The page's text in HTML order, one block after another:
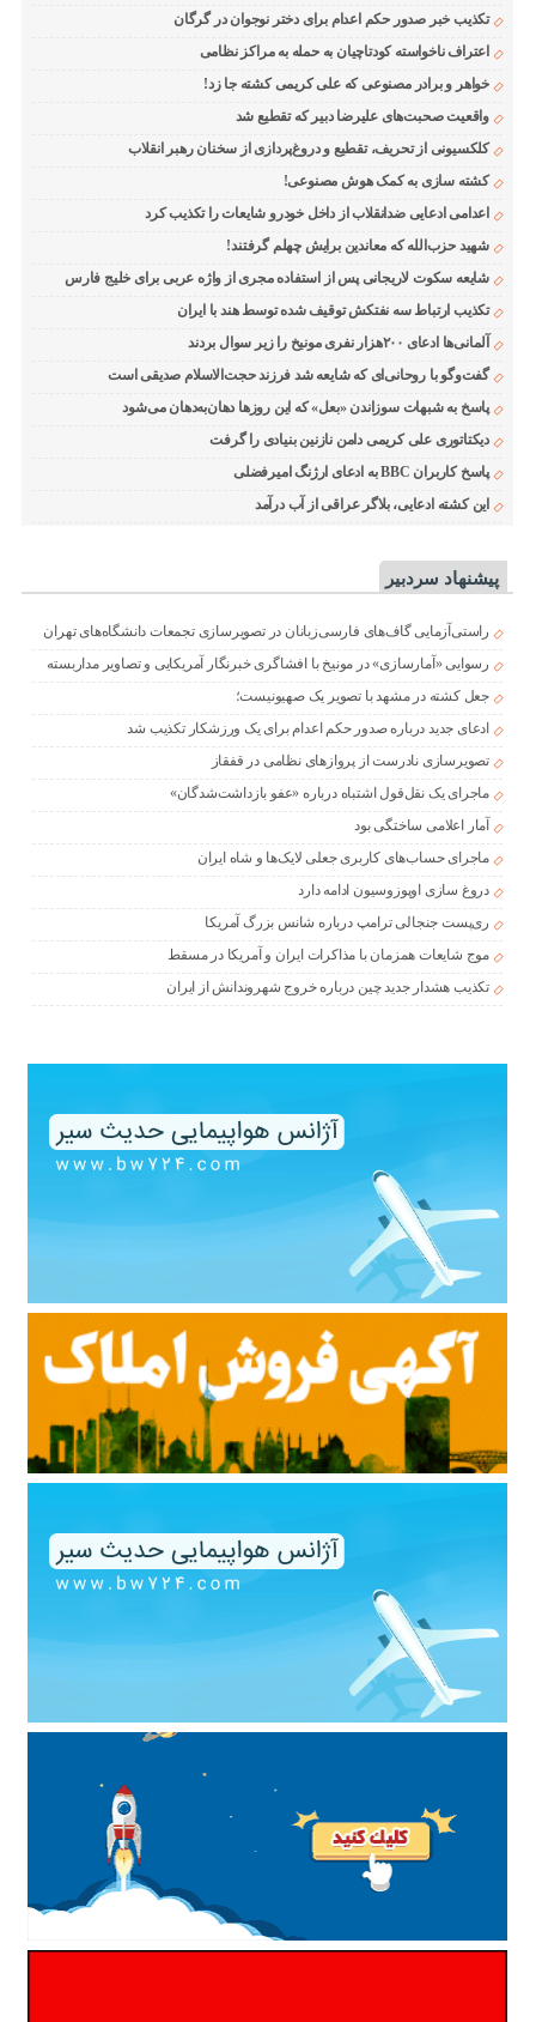
تکذیب خبر صدور حکم اعدام برای دختر نوجوان در گرگان
اعتراف ناخواسته کودتاچیان به حمله به مراکز نظامی
خواهر و برادر مصنوعی که علی کریمی کشته جا زد!
واقعیت صحبت‌های علیرضا دبیر که تقطیع شد
کلکسیونی از تحریف، تقطیع و دروغ‌پردازی از سخنان رهبر انقلاب
کشته سازی به کمک هوش مصنوعی!
اعدامی ادعایی ضدانقلاب از داخل خودرو شایعات را تکذیب کرد
شهید حزب‌الله که معاندین برایش چهلم گرفتند!
شایعه سکوت لاریجانی پس از استفاده مجری از واژه عربی برای خلیج فارس
تکذیب ارتباط سه نفتکش توقیف شده توسط هند با ایران
آلمانی‌ها ادعای ۲۰۰هزار نفری مونیخ را زیر سوال بردند
گفت‌وگو با روحانی‌ای که شایعه شد فرزند حجت‌الاسلام صدیقی است
پاسخ به شبهات سوزاندن «بعل» که این روزها دهان‌به‌دهان می‌شود
دیکتاتوری علی کریمی دامن نازنین بنیادی را گرفت
پاسخ کاربران BBC به ادعای ارژنگ امیرفضلی
این کشته ادعایی، بلاگر عراقی از آب درآمد
پیشنهاد سردبیر
راستی‌آزمایی گاف‌های فارسی‌زبانان در تصویرسازی تجمعات دانشگاه‌های تهران
رسوایی «آمارسازی» در مونیخ با افشاگری خبرنگار آمریکایی و تصاویر مداربسته
جعل کشته در مشهد با تصویر یک صهیونیست؛
ادعای جدید درباره صدور حکم اعدام برای یک ورزشکار تکذیب شد
تصویرسازی نادرست از پروازهای نظامی در قفقاز
ماجرای یک نقل‌قول اشتباه درباره «عفو بازداشت‌شدگان»
آمار اعلامی ساختگی بود
ماجرای حساب‌های کاربری جعلی لایک‌ها و شاه ایران
دروغ سازی اوپوزوسیون ادامه دارد
ری‌پست جنجالی ترامپ درباره شانس بزرگ آمریکا
موج شایعات همزمان با مذاکرات ایران و آمریکا در مسقط
تکذیب هشدار جدید چین درباره خروج شهروندانش از ایران